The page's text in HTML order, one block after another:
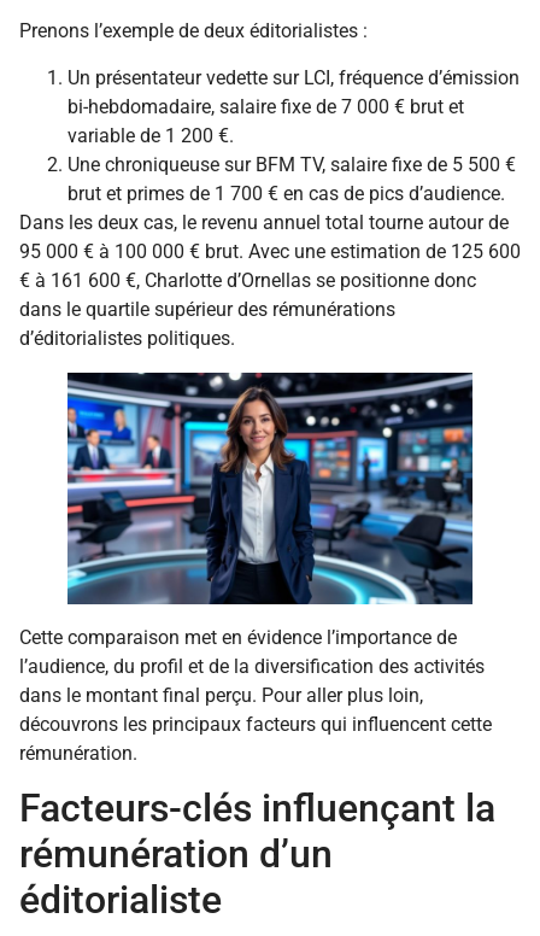
Prenons l’exemple de deux éditorialistes :
Un présentateur vedette sur LCI, fréquence d’émission
bi-hebdomadaire, salaire fixe de 7 000 € brut et
variable de 1 200 €.
Une chroniqueuse sur BFM TV, salaire fixe de 5 500 €
brut et primes de 1 700 € en cas de pics d’audience.
Dans les deux cas, le revenu annuel total tourne autour de
95 000 € à 100 000 € brut. Avec une estimation de 125 600
€ à 161 600 €, Charlotte d’Ornellas se positionne donc
dans le quartile supérieur des rémunérations
d’éditorialistes politiques.
Cette comparaison met en évidence l’importance de
l’audience, du profil et de la diversification des activités
dans le montant final perçu. Pour aller plus loin,
découvrons les principaux facteurs qui influencent cette
rémunération.
Facteurs-clés influençant la
rémunération d’un
éditorialiste